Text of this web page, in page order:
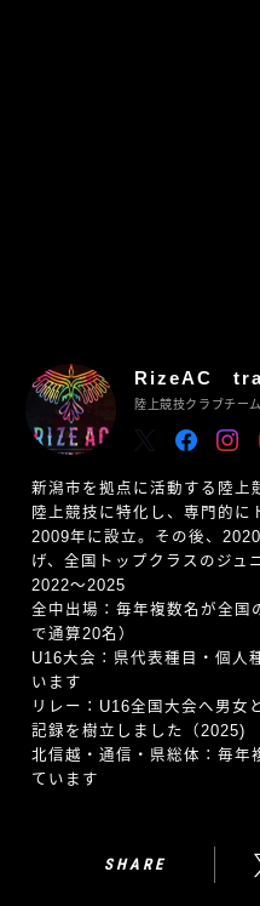
RizeAC
陸上競技クラブチーム
新潟市を拠点に活動する陸上
陸上競技に特化し、専門的に
2009年に設立。その後、
げ、全国トップクラスのジュ
2022〜2025
全中出場：毎年複数名が全国
で通算20名）
U16大会：県代表種目・個人
います
リレー：U16全国大会へ男女
記録を樹立しました（2025)
北信越・通信・県総体：毎年
ています
SHARE